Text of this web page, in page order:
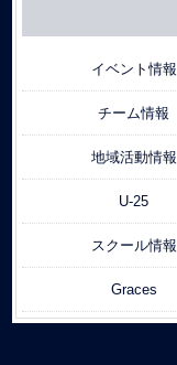
イベント情報
チーム情報
地域活動情報
U-25
スクール情報
Graces